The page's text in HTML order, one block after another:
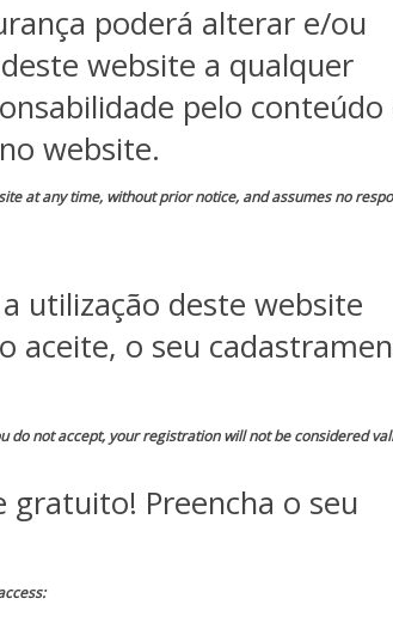
poderá alterar e/ou
website a qualquer
pelo conteúdo
website.
at any time, without prior notice, and assumes no
utilização deste website
aceite, o seu
do not accept, your registration will not be considered
gratuito! Preencha o seu